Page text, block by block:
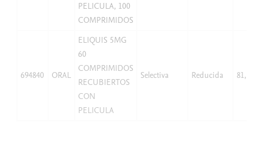
PELICULA, 100
COMPRIMIDOS
694840 ORAL
ELIQUIS 5MG
60
COMPRIMIDOS
RECUBIERTOS
CON
PELICULA
Selectiva Reducida 81,96